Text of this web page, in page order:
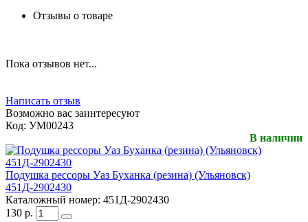
Отзывы о товаре
Пока отзывов нет...
Написать отзыв
Возможно вас заинтересуют
Код: УМ00243
В наличии
Подушка рессоры Уаз Буханка (резина) (Ульяновск)
451Д-2902430
Каталожный номер: 451Д-2902430
130 р.